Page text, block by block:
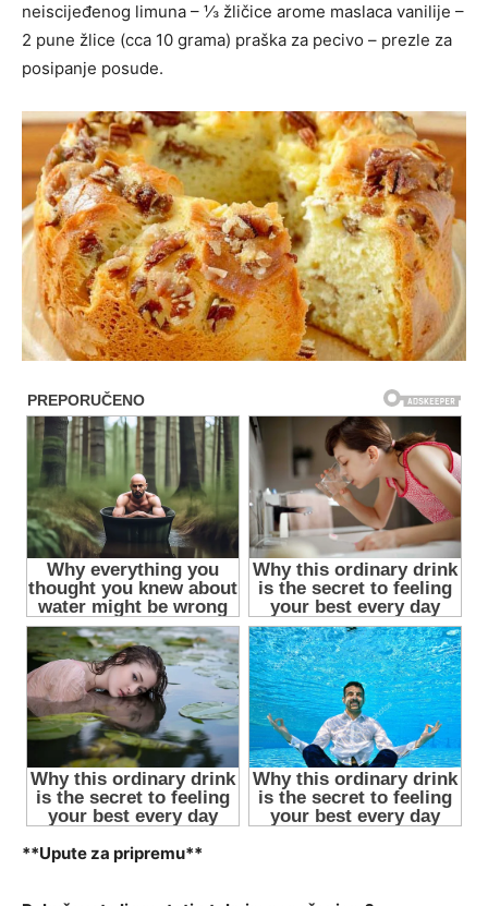
neiscijeđenog limuna – ⅓ žličice arome maslaca vanilije –
2 pune žlice (cca 10 grama) praška za pecivo – prezle za
posipanje posude.
**Upute za pripremu**